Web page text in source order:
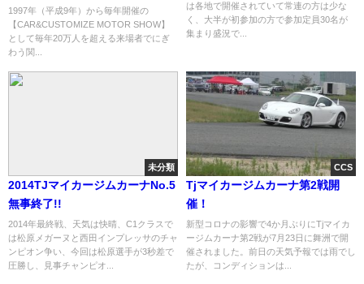
1997年（平成9年）から毎年開催の
【CAR&CUSTOMIZE MOTOR SHOW】
として毎年20万人を超える来場者でにぎ
わう関...
は各地で開催されていて常連の方は少な
く、大半が初参加の方で参加定員30名が
集まり盛況で...
未分類
2014TJマイカージムカーナNo.5
無事終了!!
2014年最終戦、天気は快晴、C1クラスで
は松原メガーヌと西田インプレッサのチャ
ンピオン争い、今回は松原選手が3秒差で
圧勝し、見事チャンピオ...
CCS
Tjマイカージムカーナ第2戦開
催！
新型コロナの影響で4か月ぶりにTjマイカ
ージムカーナ第2戦が7月23日に舞洲で開
催されました。前日の天気予報では雨でし
たが、コンディションは...